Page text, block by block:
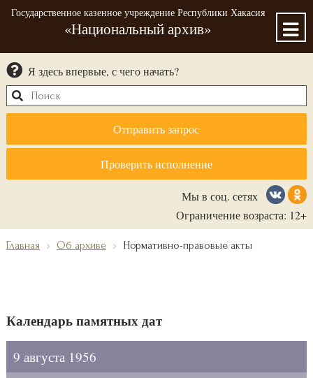
Государственное казенное учреждение Республики Хакасия
«Национальный архив»
Я здесь впервые, с чего начать?
Отправить запрос
Проверить исполнение
Мы в соц. сетях
Ограничение возраста: 12+
Главная Об архиве Нормативно-правовые акты
Календарь памятных дат
9 августа 1956